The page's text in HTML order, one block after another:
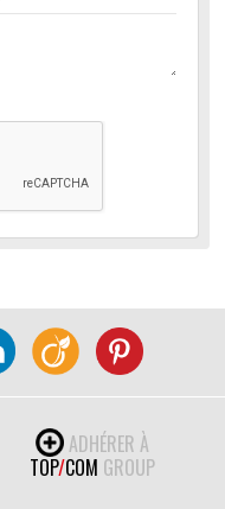
ADHÉRER À
TOP/COM GROUP